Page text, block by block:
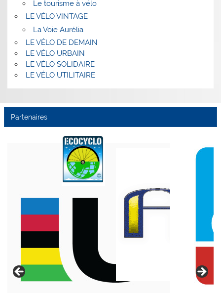
Le tourisme à vélo
LE VÉLO VINTAGE
La Voie Aurélia
LE VÉLO DE DEMAIN
LE VÉLO URBAIN
LE VÉLO SOLIDAIRE
LE VÉLO UTILITAIRE
Partenaires